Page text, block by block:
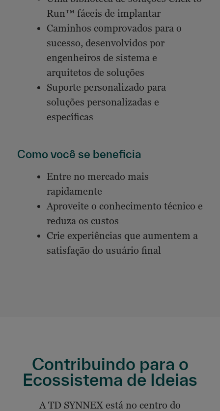
Run™ fáceis de implantar
Caminhos comprovados para o
sucesso, desenvolvidos por
engenheiros de sistema e
arquitetos de soluções
Suporte personalizado para
soluções personalizadas e
específicas
Como você se beneficia
Entre no mercado mais
rapidamente
Aproveite o conhecimento técnico e
reduza os custos
Crie experiências que aumentem a
satisfação do usuário final
Contribuindo para o
Ecossistema de Ideias
A TD SYNNEX está no centro do